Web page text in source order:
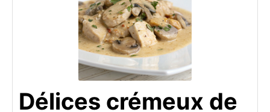
Délices crémeux de